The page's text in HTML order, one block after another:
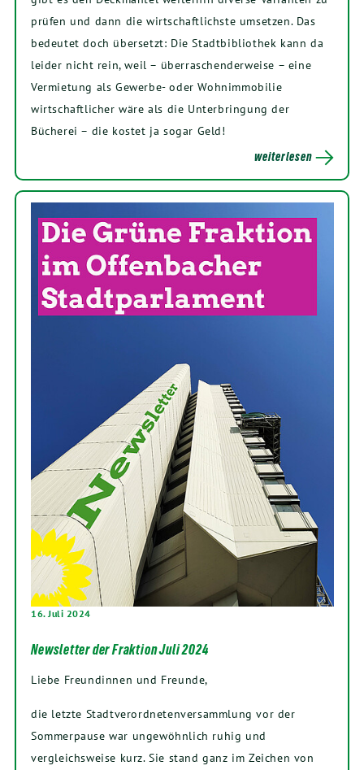
prüfen und dann die wirtschaftlichste umsetzen. Das
bedeutet doch übersetzt: Die Stadtbibliothek kann da
leider nicht rein, weil – überraschenderweise – eine
Vermietung als Gewerbe- oder Wohnimmobilie
wirtschaftlicher wäre als die Unterbringung der
Bücherei – die kostet ja sogar Geld!
weiterlesen
16. Juli 2024
Newsletter der Fraktion Juli 2024
Liebe Freundinnen und Freunde,
die letzte Stadtverordnetenversammlung vor der
Sommerpause war ungewöhnlich ruhig und
vergleichsweise kurz. Sie stand ganz im Zeichen von